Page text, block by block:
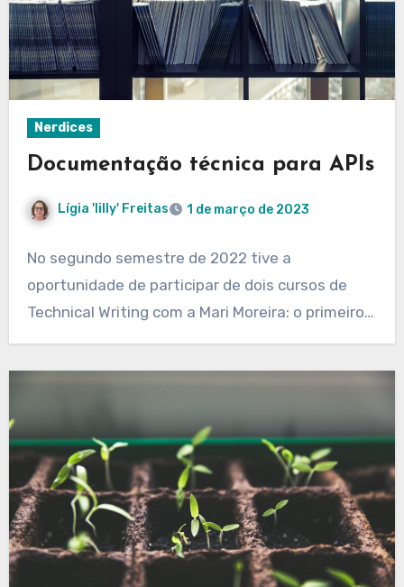
Nerdices
Documentação técnica para APIs
Lígia 'lilly' Freitas 1 de março de 2023
No segundo semestre de 2022 tive a
oportunidade de participar de dois cursos de
Technical Writing com a Mari Moreira: o primeiro…